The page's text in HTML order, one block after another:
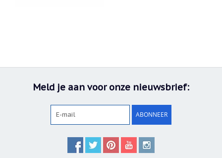
Meld je aan voor onze nieuwsbrief:
ABONNEER